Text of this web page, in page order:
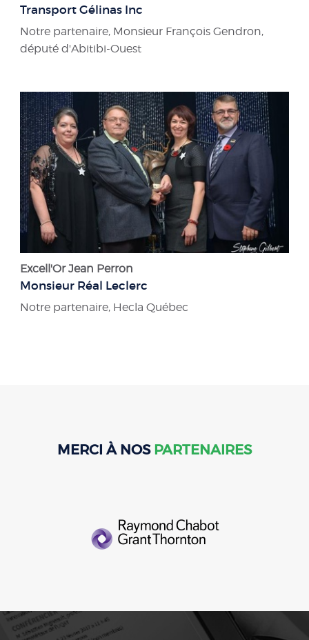
Transport Gélinas Inc
Notre partenaire, Monsieur François Gendron,
député d'Abitibi-Ouest
Excell'Or Jean Perron
Monsieur Réal Leclerc
Notre partenaire, Hecla Québec
MERCI À NOS PARTENAIRES